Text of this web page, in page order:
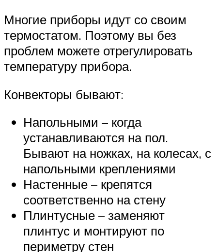
Многие приборы идут со своим
термостатом. Поэтому вы без
проблем можете отрегулировать
температуру прибора.
Конвекторы бывают:
Напольными – когда
устанавливаются на пол.
Бывают на ножках, на колесах, с
напольными креплениями
Настенные – крепятся
соответственно на стену
Плинтусные – заменяют
плинтус и монтируют по
периметру стен